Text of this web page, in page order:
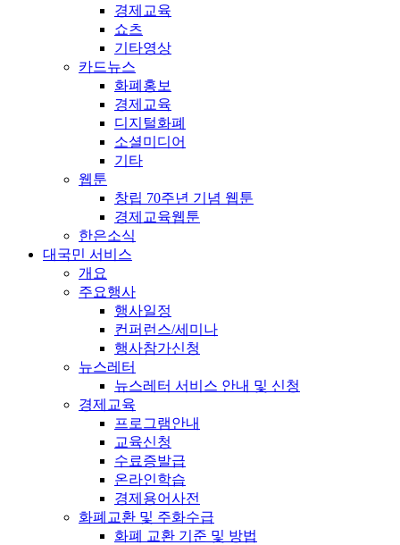
경제교육
쇼츠
기타영상
카드뉴스
화폐홍보
경제교육
디지털화폐
소셜미디어
기타
웹툰
창립 70주년 기념 웹툰
경제교육웹툰
한은소식
대국민 서비스
개요
주요행사
행사일정
컨퍼런스/세미나
행사참가신청
뉴스레터
뉴스레터 서비스 안내 및 신청
경제교육
프로그램안내
교육신청
수료증발급
온라인학습
경제용어사전
화폐교환 및 주화수급
화폐 교환 기준 및 방법